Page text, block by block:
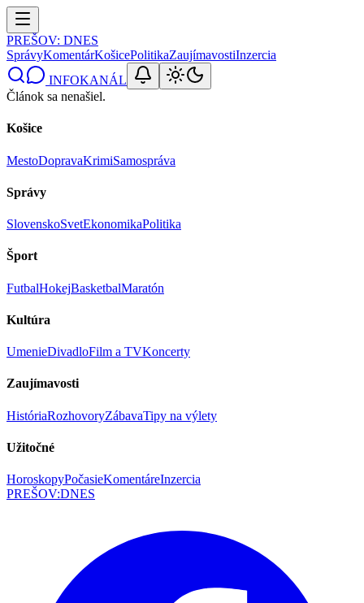
PREŠOV: DNES
SprávyKomentárKošicePolitikaZaujímavostiInzercia
INFOKANÁL
Článok sa nenašiel.
Košice
MestoDopravaKrimiSamospráva
Správy
SlovenskoSvetEkonomikaPolitika
Šport
FutbalHokejBasketbalMaratón
Kultúra
UmenieDivadloFilm a TVKoncerty
Zaujímavosti
HistóriaRozhovoryZábavaTipy na výlety
Užitočné
HoroskopyPočasieKomentáreInzercia
PREŠOV:DNES